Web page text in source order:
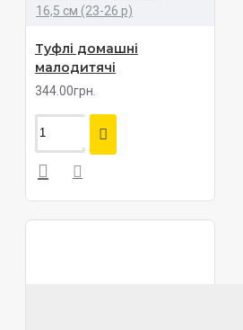
16,5 см (23-26 р)
Туфлі домашні
малодитячі
344.00грн.